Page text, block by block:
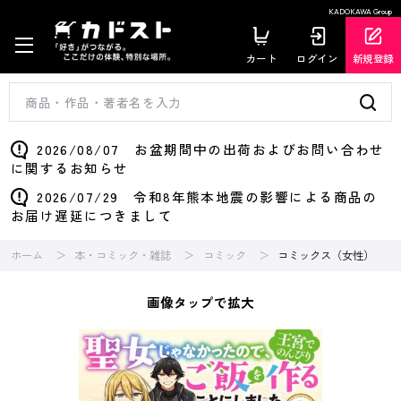
KADOKAWA Group
カート ログイン 新規登録
2026/08/07 お盆期間中の出荷およびお問い合わせ
に関するお知らせ
2026/07/29 令和8年熊本地震の影響による商品の
お届け遅延につきまして
ホーム 本・コミック・雑誌 コミック コミックス（女性）
画像タップで拡大